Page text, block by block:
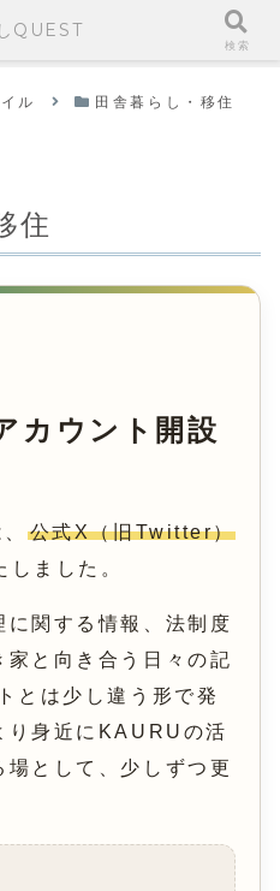
ル 田舎暮らし・移住
住
カウント開設
公式X（旧Twitter）
しました。
に関する情報、法制度
と向き合う日々の記
とは少し違う形で発
り身近にKAURUの活
として、少しずつ更
QUEST
検索